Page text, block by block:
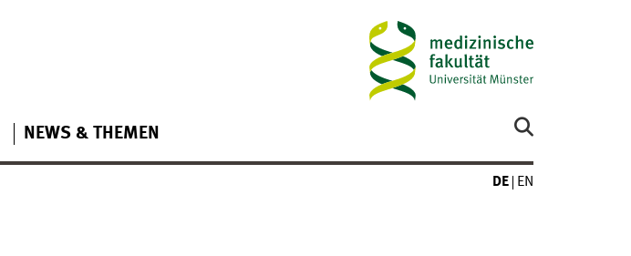
NEWS & THEMEN
DE EN